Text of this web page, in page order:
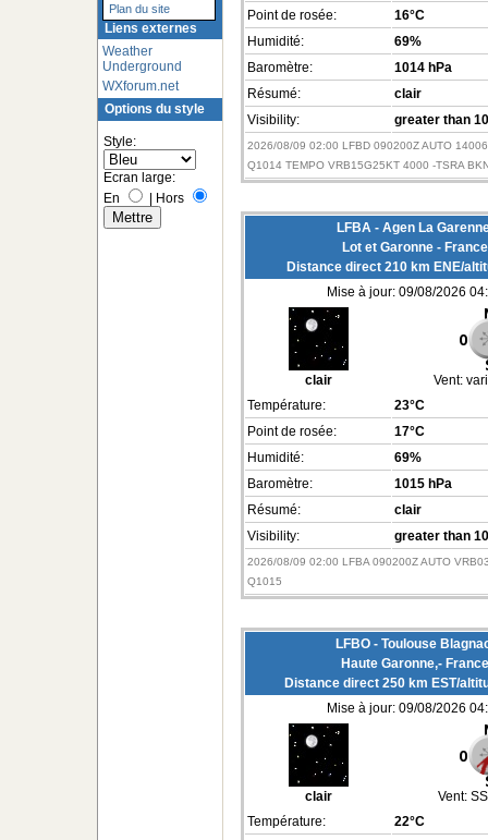
Plan du site
Liens externes
Weather
Underground
WXforum.net
Options du style
Style:
Ecran large:
En
| Hors
Point de rosée:
16°C
Humidité:
69%
Baromètre:
1014 hPa
Résumé:
clair
Visibility:
greater than
2026/08/09 02:00 LFBD 090200Z AUTO
Q1014 TEMPO VRB15G25KT 4000 -TSRA
LFBA - Agen La
Lot et Garonne - France
Distance direct 210 km ENE/
Mise à jour: 09/08/2026
clair Vent:
Température:
23°C
Point de rosée:
17°C
Humidité:
69%
Baromètre:
1015 hPa
Résumé:
clair
Visibility:
greater than
2026/08/09 02:00 LFBA 090200Z AUTO
Q1015
LFBO - Toulouse
Haute Garonne,- France
Distance direct 250 km EST/
Mise à jour: 09/08/2026
clair Vent:
Température:
22°C